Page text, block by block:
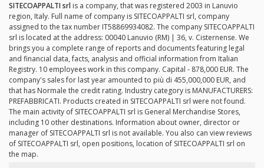
SITECOAPPALTI srl is a company, that was registered 2003 in Lanuvio
region, Italy. Full name of company is SITECOAPPALTI srl, company
assigned to the tax number IT58869934082. The company SITECOAPPALTI
srl is located at the address: 00040 Lanuvio (RM) | 36, v. Cisternense. We
brings you a complete range of reports and documents featuring legal
and financial data, facts, analysis and official information from Italian
Registry. 10 employees work in this company. Capital - 878,000 EUR. The
company's sales for last year amounted to più di 455,000,000 EUR, and
that has Normale the credit rating. Industry category is MANUFACTURERS:
PREFABBRICATI. Products created in SITECOAPPALTI srl were not found.
The main activity of SITECOAPPALTI srl is General Merchandise Stores,
including 10 other destinations. Information about owner, director or
manager of SITECOAPPALTI srl is not available. You also can view reviews
of SITECOAPPALTI srl, open positions, location of SITECOAPPALTI srl on
the map.